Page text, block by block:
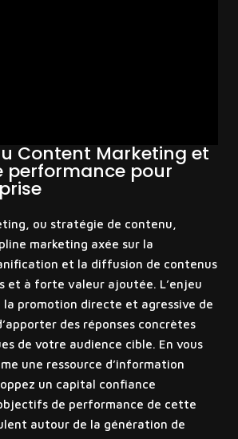
Content Marketing et
performance pour
ou stratégie de contenu,
marketing axée sur la
et la diffusion de contenus
et à forte valeur ajoutée. L’enjeu
la promotion directe et agressive de
des réponses concrètes
de votre audience cible. En vous
une ressource d’information
un capital confiance
de performance de cette
autour de la génération de